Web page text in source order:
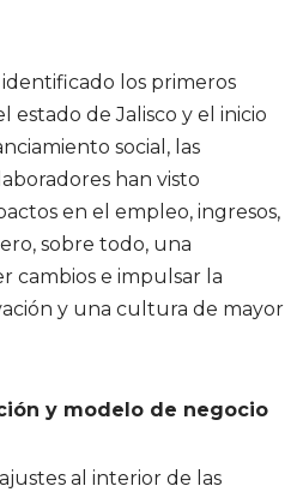
los primeros
estado de Jalisco y el inicio
social, las
han visto
en el empleo, ingresos,
sobre todo, una
cambios e impulsar la
y una cultura de mayor
y modelo de negocio
al interior de las